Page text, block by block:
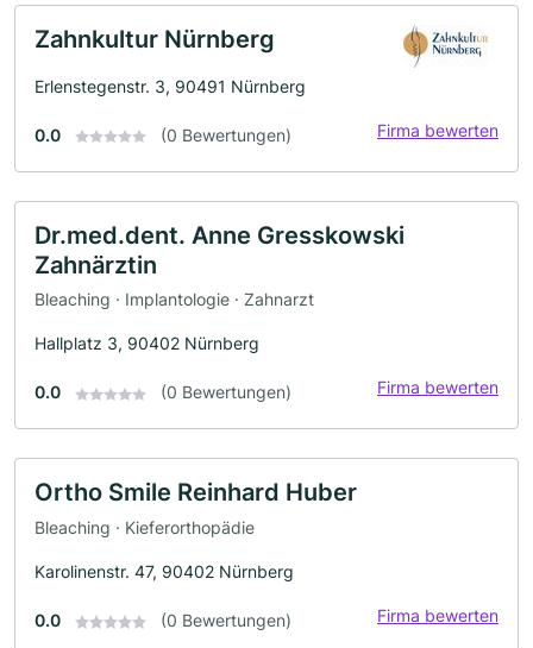
Zahnkultur Nürnberg
Erlenstegenstr. 3, 90491 Nürnberg
0.0 (0 Bewertungen) Firma bewerten
Dr.med.dent. Anne Gresskowski
Zahnärztin
Bleaching · Implantologie · Zahnarzt
Hallplatz 3, 90402 Nürnberg
0.0 (0 Bewertungen) Firma bewerten
Ortho Smile Reinhard Huber
Bleaching · Kieferorthopädie
Karolinenstr. 47, 90402 Nürnberg
0.0 (0 Bewertungen) Firma bewerten